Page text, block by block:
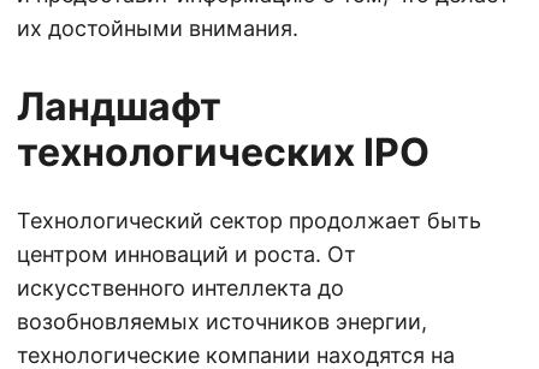
их достойными внимания.
Ландшафт
технологических IPO
Технологический сектор продолжает быть
центром инноваций и роста. От
искусственного интеллекта до
возобновляемых источников энергии,
технологические компании находятся на